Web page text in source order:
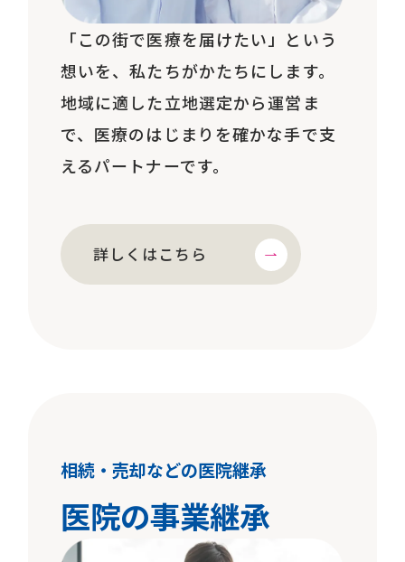
「この街で医療を届けたい」という
想いを、私たちがかたちにします。
地域に適した立地選定から運営ま
で、医療のはじまりを確かな手で支
えるパートナーです。
詳しくはこちら
相続・売却などの医院継承
医院の事業継承